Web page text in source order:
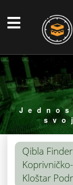
Qibla Finder
Kloštar